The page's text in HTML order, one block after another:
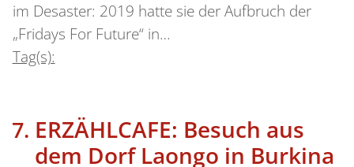
im Desaster: 2019 hatte sie der Aufbruch der
„Fridays For Future“ in…
Tag(s):
ERZÄHLCAFE: Besuch aus
dem Dorf Laongo in Burkina